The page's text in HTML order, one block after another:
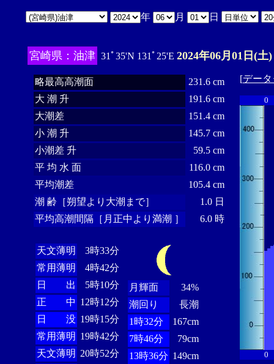
年 月 日
宮崎県：油津 31ﾟ35'N 131ﾟ25'E 2024年06月01日(土)
略最高高潮面
231.6 cm
大 潮 升
191.6 cm
大潮差
151.4 cm
小 潮 升
145.7 cm
小潮差 升
59.5 cm
平 均 水 面
116.0 cm
平均潮差
105.4 cm
潮 齢［朔望より大潮まで］
1.0 日
平均高潮間隔［月正中より満潮 ］
6.0 時
天文薄明
3時33分
常用薄明
4時42分
日 出
5時10分
正 中 12時12分
日 没 19時15分
常用薄明 19時42分
天文薄明 20時52分
月輝面
34%
潮回り
長潮
1時32分
167cm
7時46分
79cm
13時36分 149cm
[デー
0
0